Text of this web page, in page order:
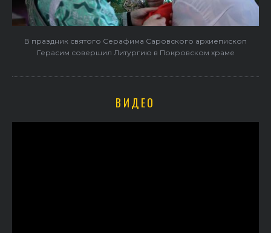
В праздник святого Серафима Саровского архиепископ
Герасим совершил Литургию в Покровском храме
ВИДЕО